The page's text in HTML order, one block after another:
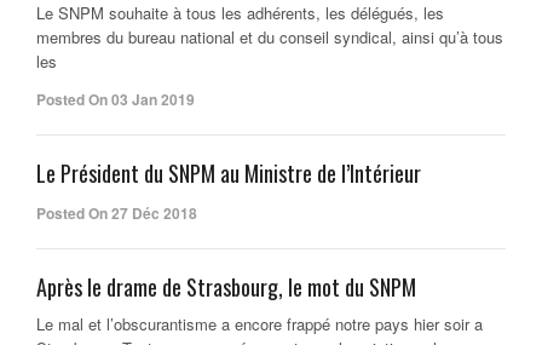
Le SNPM souhaite à tous les adhérents, les délégués, les
membres du bureau national et du conseil syndical, ainsi qu’à tous
les
Posted On 03 Jan 2019
Le Président du SNPM au Ministre de l’Intérieur
Posted On 27 Déc 2018
Après le drame de Strasbourg, le mot du SNPM
Le mal et l’obscurantisme a encore frappé notre pays hier soir a